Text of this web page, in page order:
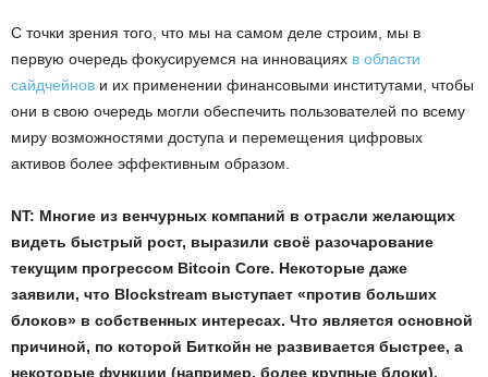
С точки зрения того, что мы на самом деле строим, мы в
первую очередь фокусируемся на инновациях в области
сайдчейнов и их применении финансовыми институтами, чтобы
они в свою очередь могли обеспечить пользователей по всему
миру возможностями доступа и перемещения цифровых
активов более эффективным образом.
NT: Многие из венчурных компаний в отрасли желающих
видеть быстрый рост, выразили своё разочарование
текущим прогрессом Bitcoin Core. Некоторые даже
заявили, что Blockstream выступает «против больших
блоков» в собственных интересах. Что является основной
причиной, по которой Биткойн не развивается быстрее, а
некоторые функции (например, более крупные блоки),